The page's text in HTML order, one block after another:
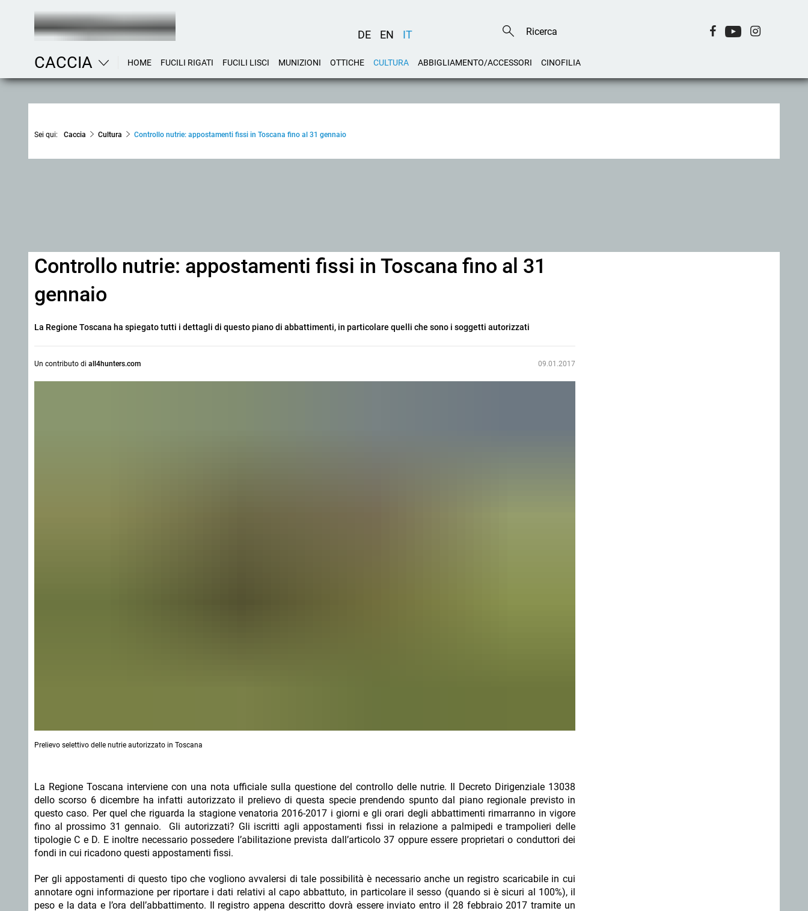
DE EN IT
CACCIA HOME FUCILI RIGATI FUCILI LISCI MUNIZIONI OTTICHE CULTURA ABBIGLIAMENTO/ACCESSORI CINOFILIA
Sei qui: Caccia Cultura Controllo nutrie: appostamenti fissi in Toscana fino al 31 gennaio
Controllo nutrie: appostamenti fissi in Toscana fino al 31
gennaio
La Regione Toscana ha spiegato tutti i dettagli di questo piano di abbattimenti, in particolare quelli che sono i soggetti autorizzati
Un contributo di all4hunters.com 09.01.2017
Prelievo selettivo delle nutrie autorizzato in Toscana
La Regione Toscana interviene con una nota ufficiale sulla questione del controllo delle nutrie. Il Decreto Dirigenziale 13038
dello scorso 6 dicembre ha infatti autorizzato il prelievo di questa specie prendendo spunto dal piano regionale previsto in
questo caso. Per quel che riguarda la stagione venatoria 2016-2017 i giorni e gli orari degli abbattimenti rimarranno in vigore
fino al prossimo 31 gennaio. Gli autorizzati? Gli iscritti agli appostamenti fissi in relazione a palmipedi e trampolieri delle
tipologie C e D. E inoltre necessario possedere l’abilitazione prevista dall’articolo 37 oppure essere proprietari o conduttori dei
fondi in cui ricadono questi appostamenti fissi.
Per gli appostamenti di questo tipo che vogliono avvalersi di tale possibilità è necessario anche un registro scaricabile in cui
annotare ogni informazione per riportare i dati relativi al capo abbattuto, in particolare il sesso (quando si è sicuri al 100%), il
peso e la data e l’ora dell’abbattimento. Il registro appena descritto dovrà essere inviato entro il 28 febbraio 2017 tramite un